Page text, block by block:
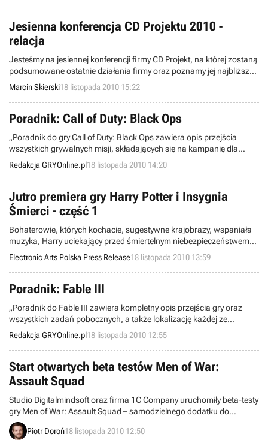
Jesienna konferencja CD Projektu 2010 -
relacja
Jesteśmy na jesiennej konferencji firmy CD Projekt, na której zostaną
podsumowane ostatnie działania firmy oraz poznamy jej najbliższe
plany. Wieczorna część konferencji zostanie poświęcona grze
Wiedźmin 2: Zabójcy Królów. Czytana przez Was właśnie
wiadomość będzie uaktualniana na bieżąco, najnowsze informacje
będą pojawiały się u góry.
Marcin Skierski18 listopada 2010 15:22
Poradnik: Call of Duty: Black Ops
„Poradnik do gry Call of Duty: Black Ops zawiera opis przejścia
wszystkich grywalnych misji, składających się na kampanię dla
pojedynczego gracza. W opisie każdej z nich znajdują się
podpowiedzi odnośnie sposobów wykonywania otrzymywanych
zadań.”
Redakcja GRYOnline.pl18 listopada 2010 14:20
Jutro premiera gry Harry Potter i Insygnia
Śmierci - część 1
Bohaterowie, których kochacie, sugestywne krajobrazy, wspaniała
muzyka, Harry uciekający przed śmiertelnym niebezpieczeństwem
oraz potężna niczym najmocniejsze zaklęcie dawka emocji -
wszystko to w najnowszej odsłonie gry.
Electronic Arts Polska Press Release18 listopada 2010 13:59
Poradnik: Fable III
„Poradnik do Fable III zawiera kompletny opis przejścia gry oraz
wszystkich zadań pobocznych, a także lokalizację każdej ze
znajdziek.”
Redakcja GRYOnline.pl18 listopada 2010 12:55
Start otwartych beta testów Men of War:
Assault Squad
Studio Digitalmindsoft oraz firma 1C Company uruchomiły beta-testy
gry Men of War: Assault Squad – samodzielnego dodatku do
strategii czasu rzeczywistego Men of War. Mogą do nich przystąpić
wszyscy zainteresowani użytkownicy platformy Steam.
Piotr Doroń18 listopada 2010 12:50